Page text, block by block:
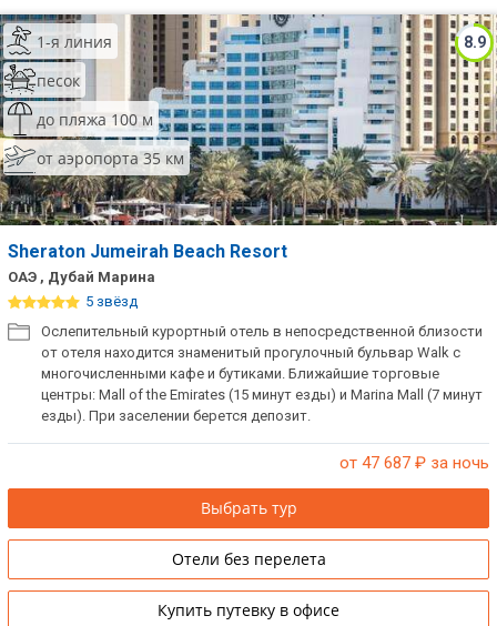
8.9
1-я линия
песок
до пляжа 100 м
от аэропорта 35 км
Sheraton Jumeirah Beach Resort
ОАЭ , Дубай Марина
5 звёзд
Ослепительный курортный отель в непосредственной близости
от отеля находится знаменитый прогулочный бульвар Walk с
многочисленными кафе и бутиками. Ближайшие торговые
центры: Mall of the Emirates (15 минут езды) и Marina Mall (7 минут
езды). При заселении берется депозит.
от 47 687 ₽ за ночь
Выбрать тур
Отели без перелета
Купить путевку в офисе